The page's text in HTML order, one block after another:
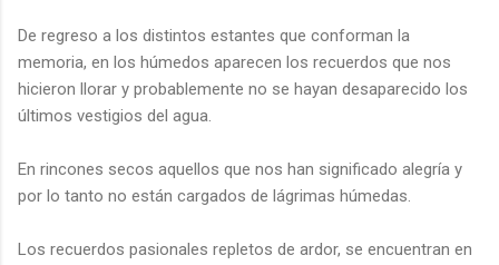
De regreso a los distintos estantes que conforman la
memoria, en los húmedos aparecen los recuerdos que nos
hicieron llorar y probablemente no se hayan desaparecido los
últimos vestigios del agua.
En rincones secos aquellos que nos han significado alegría y
por lo tanto no están cargados de lágrimas húmedas.
Los recuerdos pasionales repletos de ardor, se encuentran en